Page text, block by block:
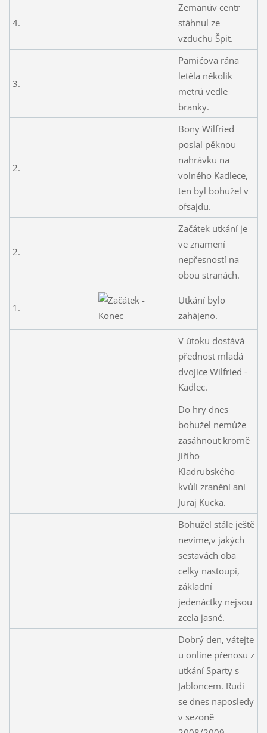
4.
Zemanův centr
stáhnul ze
vzduchu Špit.
3.
Pamićova rána
letěla několik
metrů vedle
branky.
2.
Bony Wilfried
poslal pěknou
nahrávku na
volného Kadlece,
ten byl bohužel v
ofsajdu.
2.
Začátek utkání je
ve znamení
nepřesností na
obou stranách.
1.
Utkání bylo
zahájeno.
V útoku dostává
přednost mladá
dvojice Wilfried -
Kadlec.
Do hry dnes
bohužel nemůže
zasáhnout kromě
Jiřího
Kladrubského
kvůli zranění ani
Juraj Kucka.
Bohužel stále ještě
nevíme,v jakých
sestavách oba
celky nastoupí,
základní
jedenáctky nejsou
zcela jasné.
Dobrý den, vátejte
u online přenosu z
utkání Sparty s
Jabloncem. Rudí
se dnes naposledy
v sezoně